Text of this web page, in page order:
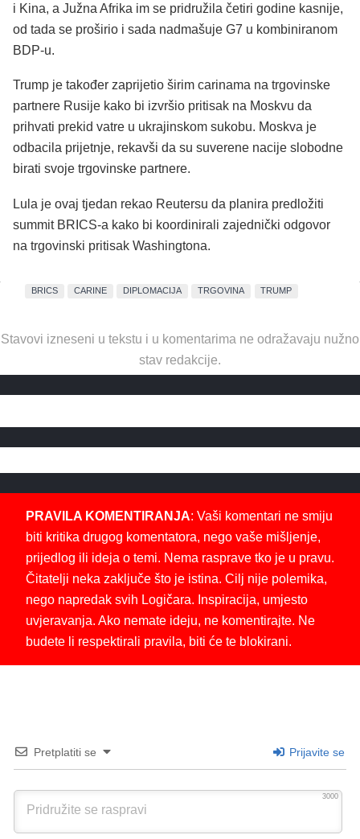
i Kina, a Južna Afrika im se pridružila četiri godine kasnije,
od tada se proširio i sada nadmašuje G7 u kombiniranom
BDP-u.
Trump je također zaprijetio širim carinama na trgovinske
partnere Rusije kako bi izvršio pritisak na Moskvu da
prihvati prekid vatre u ukrajinskom sukobu. Moskva je
odbacila prijetnje, rekavši da su suverene nacije slobodne
birati svoje trgovinske partnere.
Lula je ovaj tjedan rekao Reutersu da planira predložiti
summit BRICS-a kako bi koordinirali zajednički odgovor
na trgovinski pritisak Washingtona.
BRICS CARINE DIPLOMACIJA TRGOVINA TRUMP
Stavovi izneseni u tekstu i u komentarima ne odražavaju nužno
stav redakcije.
PRAVILA KOMENTIRANJA: Vaši komentari ne smiju
biti kritika drugog komentatora, nego vaše mišljenje,
prijedlog ili ideja o temi. Nema rasprave tko je u pravu.
Čitatelji neka zaključe što je istina. Cilj nije polemika,
nego napredak svih Logičara. Inspiracija, umjesto
uvjeravanja. Ako nemate ideju, ne komentirajte. Ne
budete li respektirali pravila, biti će te blokirani.
Pretplatiti se Prijavite se
3000